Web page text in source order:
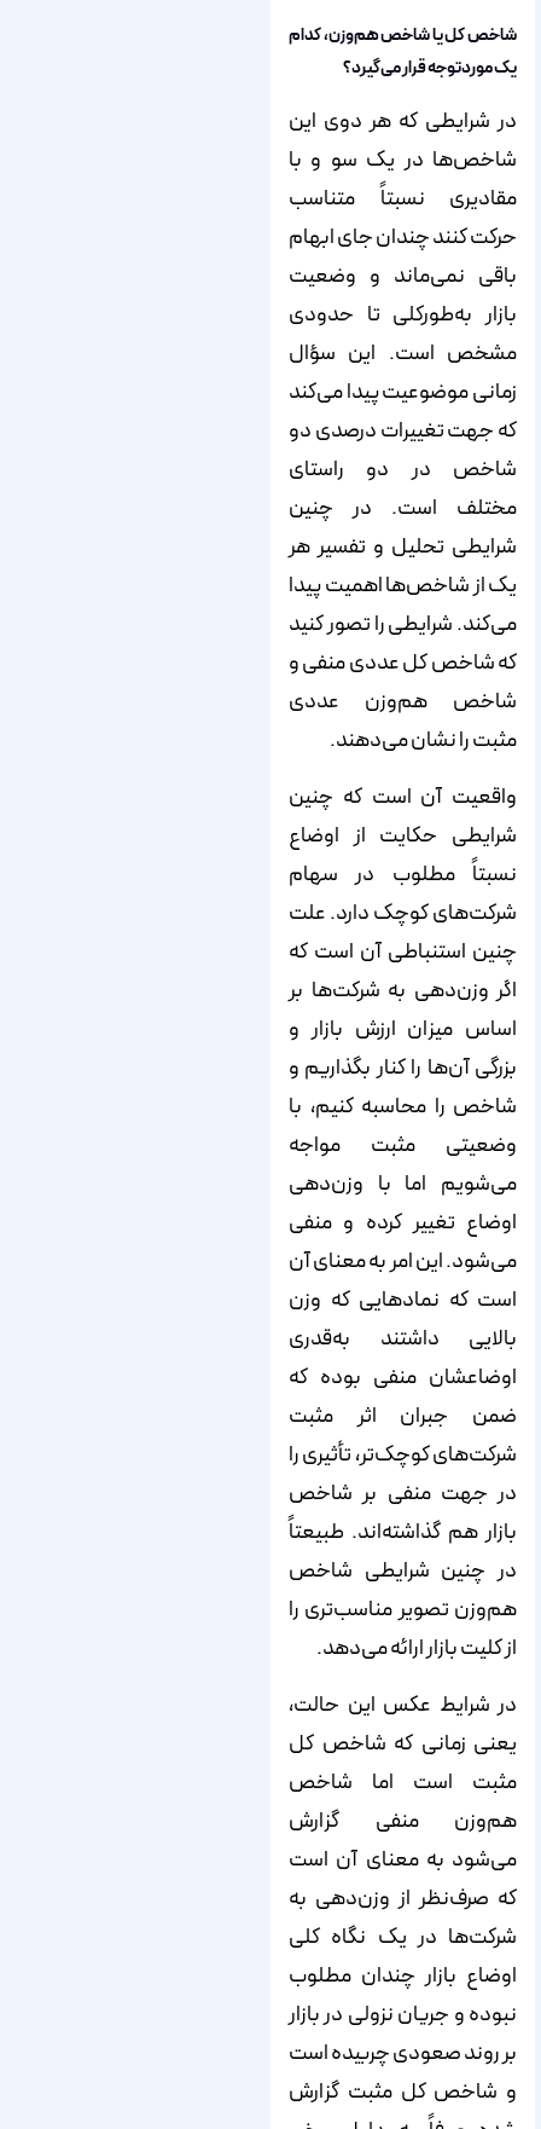
شاخص کل یا شاخص هم‌‌‌‌وزن، کدام
یک موردتوجه قرار می‌‌‌‌گیرد؟
در شرایطی که هر دوی این
شاخص‌‌‌‌ها در یک سو و با
مقادیری نسبتاً متناسب
حرکت کنند چندان جای ابهام
باقی نمی‌‌‌‌ماند و وضعیت
بازار به‌طورکلی تا حدودی
مشخص است. این سؤال
زمانی موضوعیت پیدا می‌‌‌‌کند
که جهت تغییرات درصدی دو
شاخص در دو راستای
مختلف است. در چنین
شرایطی تحلیل و تفسیر هر
یک از شاخص‌‌‌‌ها اهمیت پیدا
می‌‌‌‌کند. شرایطی را تصور کنید
که شاخص کل عددی منفی و
شاخص هم‌‌‌‌وزن عددی
مثبت را نشان می‌‌‌‌دهند.
واقعیت آن است که چنین
شرایطی حکایت از اوضاع
نسبتاً مطلوب در سهام
شرکت‌‌‌‌های کوچک دارد. علت
چنین استنباطی آن است که
اگر وزن‌‌‌‌دهی به شرکت‌‌‌‌ها بر
اساس میزان ارزش بازار و
بزرگی آن‌‌‌‌ها را کنار بگذاریم و
شاخص را محاسبه کنیم، با
وضعیتی مثبت مواجه
می‌‌‌‌شویم اما با وزن‌‌‌‌دهی
اوضاع تغییر کرده و منفی
می‌‌‌‌شود. این امر به معنای آن
است که نمادهایی که وزن
بالایی داشتند به‌قدری
اوضاعشان منفی بوده که
ضمن جبران اثر مثبت
شرکت‌‌‌‌های کوچک‌تر، تأثیری را
در جهت منفی بر شاخص
بازار هم گذاشته‌اند. طبیعتاً
در چنین شرایطی شاخص
هم‌‌‌‌وزن تصویر مناسب‌‌‌‌تری را
از کلیت بازار ارائه می‌‌‌‌دهد.
در شرایط عکس این حالت،
یعنی زمانی که شاخص کل
مثبت است اما شاخص
هم‌‌‌‌وزن منفی گزارش
می‌‌‌‌شود به معنای آن است
که صرف‌نظر از وزن‌‌‌‌دهی به
شرکت‌‌‌‌ها در یک نگاه کلی
اوضاع بازار چندان مطلوب
نبوده و جریان نزولی در بازار
بر روند صعودی چربیده است
و شاخص کل مثبت گزارش